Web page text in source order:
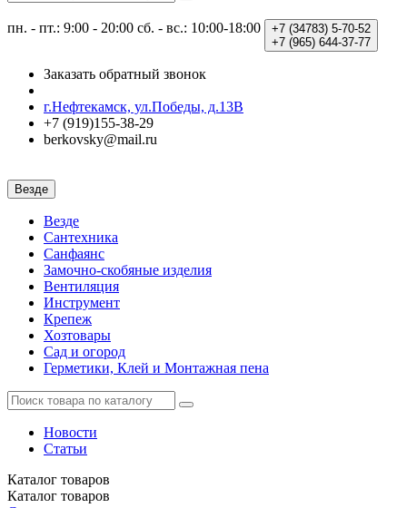
пн. - пт.: 9:00 - 20:00 сб. - вс.: 10:00-18:00 +7 (34783) 5-70-52
+7 (965) 644-37-77
Заказать обратный звонок
г.Нефтекамск, ул.Победы, д.13В
+7 (919)155-38-29
berkovsky@mail.ru
Везде
Везде
Сантехника
Санфаянс
Замочно-скобяные изделия
Вентиляция
Инструмент
Крепеж
Хозтовары
Сад и огород
Герметики, Клей и Монтажная пена
Новости
Статьи
Каталог товаров
Каталог товаров